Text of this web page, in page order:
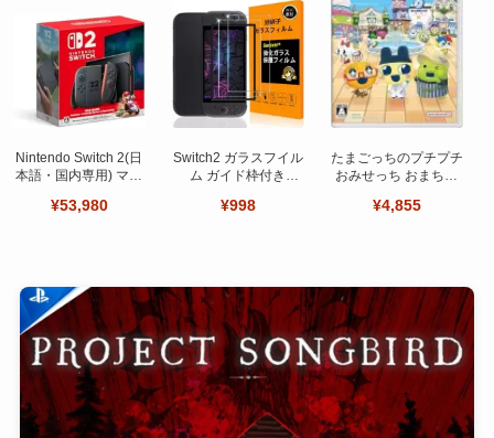
Nintendo Switch 2(日
本語・国内専用) マリ
ット
¥53,980
Switch2 ガラスフイル
ム ガイド枠付き
ット 日本旭硝子製-高
¥998
たまごっちのプチプチ
おみせっち おまちど
¥4,855